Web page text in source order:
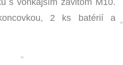
2 ks batérií a